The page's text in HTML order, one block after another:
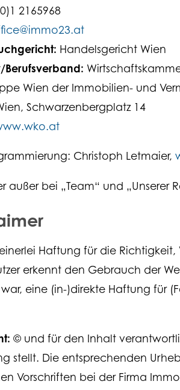
2165968
Handelsgericht Wien
Berufsverband:
Wien der Immobilien- und
Schwarzenbergplatz 14
Christoph Letmaier,
außer bei „Team“ und
Haftung für die
erkennt den Gebrauch der
eine (in-)direkte Haftung für
© und für den Inhalt
stellt. Die entsprechenden
Vorschriften bei der Firma